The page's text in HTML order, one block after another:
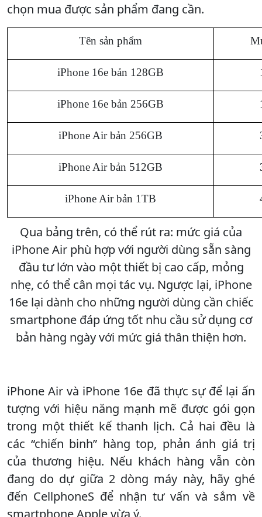
chọn mua được sản phẩm đang cần.
Tên sản phẩm
iPhone 16e bản 128GB
iPhone 16e bản 256GB
iPhone Air bản 256GB
iPhone Air bản 512GB
iPhone Air bản 1TB
Qua bảng trên, có thể rút ra: mức giá của
iPhone Air phù hợp với người dùng sẵn sàng
đầu tư lớn vào một thiết bị cao cấp, mỏng
nhẹ, có thể cân mọi tác vụ. Ngược lại, iPhone
16e lại dành cho những người dùng cần chiếc
smartphone đáp ứng tốt nhu cầu sử dụng cơ
bản hàng ngày với mức giá thân thiện hơn.
iPhone Air và iPhone 16e đã thực sự để lại ấn
tượng với hiệu năng mạnh mẽ được gói gọn
trong một thiết kế thanh lịch. Cả hai đều là
các “chiến binh” hàng top, phản ánh giá trị
của thương hiệu. Nếu khách hàng vẫn còn
đang do dự giữa 2 dòng máy này, hãy ghé
đến CellphoneS để nhận tư vấn và sắm về
smartphone Apple vừa ý.